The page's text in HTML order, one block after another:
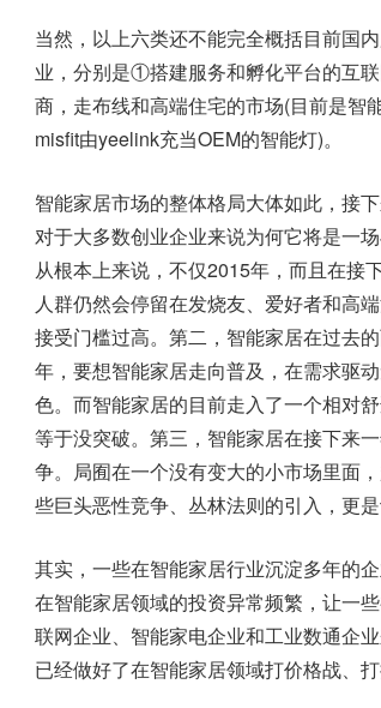
当然，以上六类还不能完全概括目前国
业，分别是①搭建服务和孵化平台的互
商，走布线和高端住宅的市场(目前是
misfit由yeelink充当OEM的智能灯)。
智能家居市场的整体格局大体如此，接
对于大多数创业企业来说为何它将是一
从根本上来说，不仅2015年，而且在接
人群仍然会停留在发烧友、爱好者和高
接受门槛过高。第二，智能家居在过去
年，要想智能家居走向普及，在需求驱
色。而智能家居的目前走入了一个相对
等于没突破。第三，智能家居在接下来
争。局囿在一个没有变大的小市场里面
些巨头恶性竞争、丛林法则的引入，更
其实，一些在智能家居行业沉淀多年的
在智能家居领域的投资异常频繁，让一
联网企业、智能家电企业和工业数通企
已经做好了在智能家居领域打价格战、